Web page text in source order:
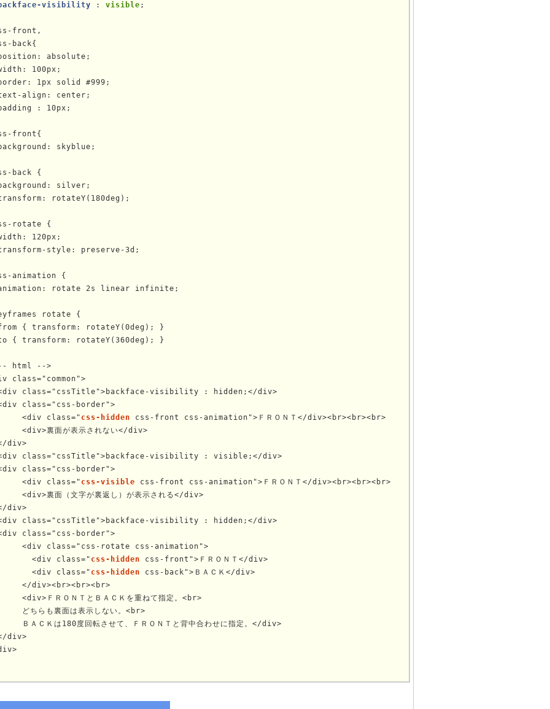
visibility : visible ;
front,
back{
absolute;
100px;
1px solid #999;
align: center;
: 10px;
front{
skyblue;
back {
silver;
rotateY(180deg);
rotate {
120px;
style: preserve-3d;
animation {
rotate 2s linear infinite;
rotate {
{ transform: rotateY(0deg); }
{ transform: rotateY(360deg); }
html -->
class="common">
class="cssTitle">backface-visibility : hidden;</div>
class="css-border">
	<div class="
css-hidden css-front css-animation">ＦＲＯＮＴ</div><br><br><br>
div>
class="cssTitle">backface-visibility : visible;</div>
class="css-border">
	<div class="
css-visible css-front css-animation">ＦＲＯＮＴ</div><br><br><br>
div>
class="cssTitle">backface-visibility : hidden;</div>
class="css-border">
	  <div class="
css-hidden css-front">ＦＲＯＮＴ</div>
	  <div class="
css-hidden css-back">ＢＡＣＫ</div>
div>